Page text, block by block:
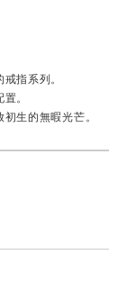
指系列。
。
生的無暇光芒。